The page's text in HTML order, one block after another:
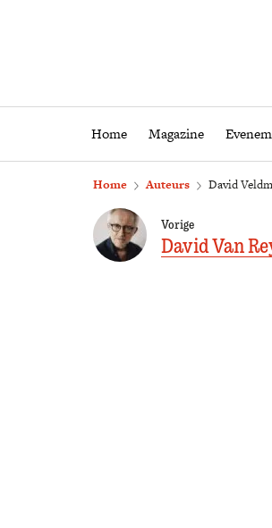
Home Magazine Home
Home Auteurs David
Vorige
David Van